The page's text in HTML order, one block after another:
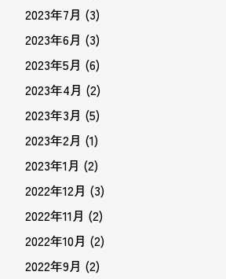
2023年7月 (3)
2023年6月 (3)
2023年5月 (6)
2023年4月 (2)
2023年3月 (5)
2023年2月 (1)
2023年1月 (2)
2022年12月 (3)
2022年11月 (2)
2022年10月 (2)
2022年9月 (2)